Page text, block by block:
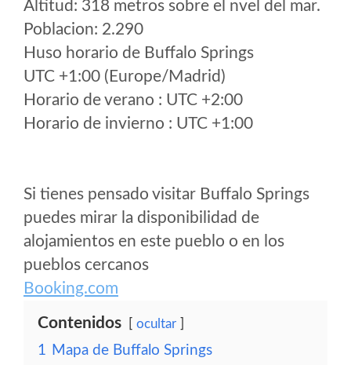
Altitud: 318 metros sobre el nvel del mar.
Poblacion: 2.290
Huso horario de Buffalo Springs
UTC +1:00 (Europe/Madrid)
Horario de verano : UTC +2:00
Horario de invierno : UTC +1:00
Si tienes pensado visitar Buffalo Springs
puedes mirar la disponibilidad de
alojamientos en este pueblo o en los
pueblos cercanos
Booking.com
Contenidos ocultar
1 Mapa de Buffalo Springs